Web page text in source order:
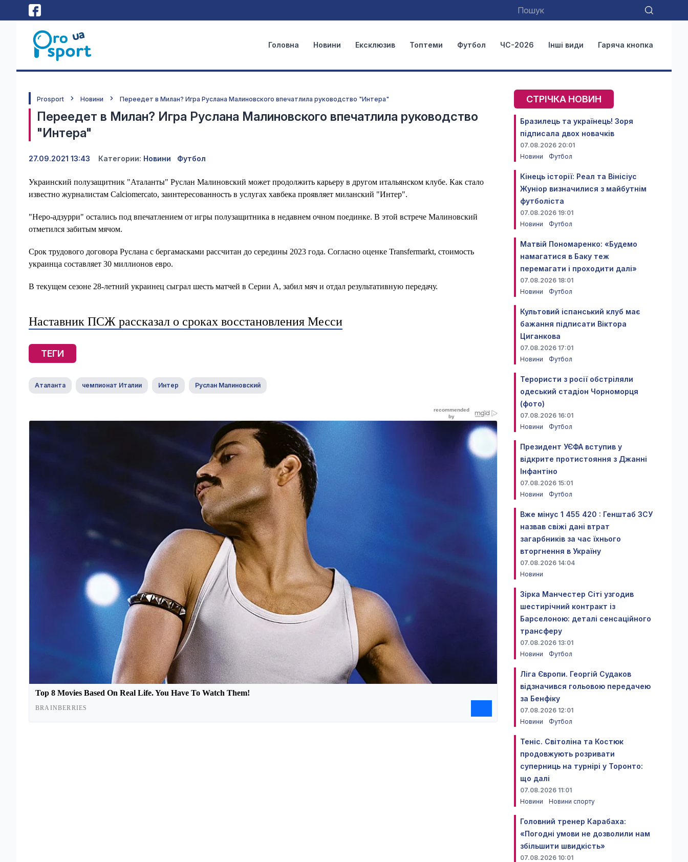
Головна Новини Ексклюзив Топтеми Футбол ЧС-2026 Інші види Гаряча кнопка
Prosport Новини Переедет в Милан? Игра Руслана Малиновского впечатлила руководство "Интера"
Переедет в Милан? Игра Руслана Малиновского впечатлила руководство
"Интера"
27.09.2021 13:43 Категории: Новини Футбол
Украинский полузащитник "Аталанты" Руслан Малиновский может продолжить карьеру в другом итальянском клубе. Как стало
известно журналистам Calciomercato, заинтересованность в услугах хавбека проявляет миланский "Интер".
"Неро-адзурри" остались под впечатлением от игры полузащитника в недавнем очном поединке. В этой встрече Малиновский
отметился забитым мячом.
Срок трудового договора Руслана с бергамасками рассчитан до середины 2023 года. Согласно оценке Transfermarkt, стоимость
украинца составляет 30 миллионов евро.
В текущем сезоне 28-летний украинец сыграл шесть матчей в Серии А, забил мяч и отдал результативную передачу.
Наставник ПСЖ рассказал о сроках восстановления Месси
ТЕГИ
Аталанта чемпионат Италии Интер Руслан Малиновский
СТРІЧКА НОВИН
Бразилець та українець! Зоря
підписала двох новачків
07.08.2026 20:01
Новини
Футбол
Кінець історії: Реал та Вінісіус
Жуніор визначилися з майбутнім
футболіста
07.08.2026 19:01
Новини
Футбол
Матвій Пономаренко: «Будемо
намагатися в Баку теж
перемагати і проходити далі»
07.08.2026 18:01
Новини
Футбол
Культовий іспанський клуб має
бажання підписати Віктора
Циганкова
07.08.2026 17:01
Новини
Футбол
Терористи з росії обстріляли
одеський стадіон Чорноморця
(фото)
07.08.2026 16:01
Новини
Футбол
Президент УЄФА вступив у
відкрите протистояння з Джанні
Інфантіно
07.08.2026 15:01
Новини
Футбол
Вже мінус 1 455 420 : Генштаб ЗСУ
назвав свіжі дані втрат
загарбників за час їхнього
вторгнення в Україну
07.08.2026 14:04
Новини
Зірка Манчестер Сіті узгодив
шестирічний контракт із
Барселоною: деталі сенсаційного
трансферу
07.08.2026 13:01
Новини
Футбол
Ліга Європи. Георгій Судаков
відзначився гольовою передачею
за Бенфіку
07.08.2026 12:01
Новини
Футбол
Теніс. Світоліна та Костюк
продовжують розривати
суперниць на турнірі у Торонто:
що далі
07.08.2026 11:01
Новини
Новини спорту
Головний тренер Карабаха:
«Погодні умови не дозволили нам
збільшити швидкість»
07.08.2026 10:01